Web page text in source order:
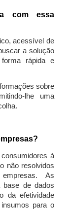
com essa
acessível de
a solução
rápida e
sobre
lhe uma
à
não resolvidos
As
base de dados
da efetividade
para o